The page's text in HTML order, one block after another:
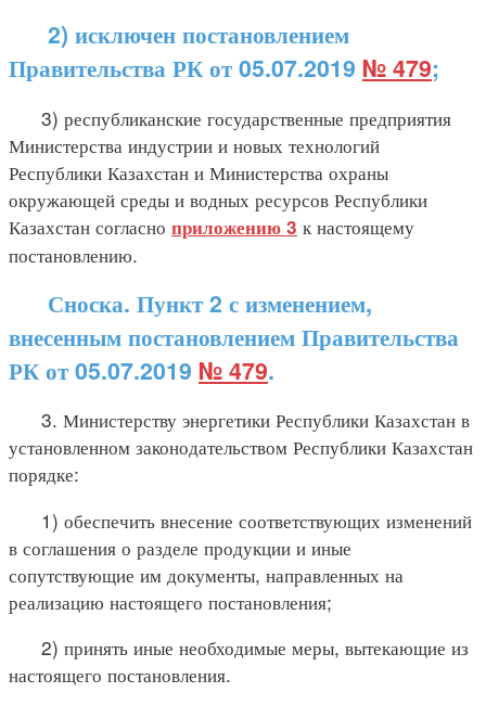
2) исключен постановлением
Правительства РК от 05.07.2019 № 479;
3) республиканские государственные предприятия
Министерства индустрии и новых технологий
Республики Казахстан и Министерства охраны
окружающей среды и водных ресурсов Республики
Казахстан согласно приложению 3 к настоящему
постановлению.
Сноска. Пункт 2 с изменением,
внесенным постановлением Правительства
РК от 05.07.2019 № 479.
3. Министерству энергетики Республики Казахстан в
установленном законодательством Республики Казахстан
порядке:
1) обеспечить внесение соответствующих изменений
в соглашения о разделе продукции и иные
сопутствующие им документы, направленных на
реализацию настоящего постановления;
2) принять иные необходимые меры, вытекающие из
настоящего постановления.